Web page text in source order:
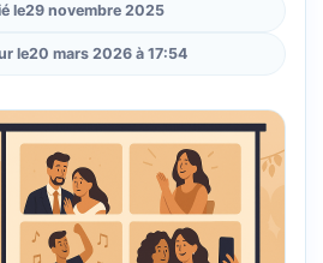
le29 novembre 2025
le20 mars 2026 à 17:54